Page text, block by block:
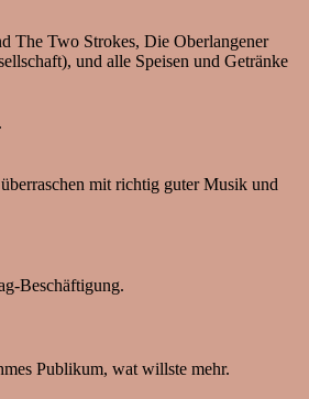
The Two Strokes, Die Oberlangener
und alle Speisen und Getränke
mit richtig guter Musik und
Beschäftigung.
Publikum, wat willste mehr.